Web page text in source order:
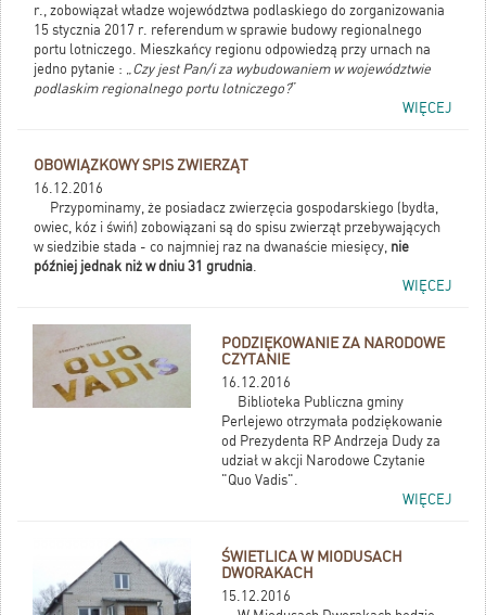
r., zobowiązał władze województwa podlaskiego do zorganizowania
15 stycznia 2017 r. referendum w sprawie budowy regionalnego
portu lotniczego. Mieszkańcy regionu odpowiedzą przy urnach na
jedno pytanie : „ Czy jest Pan/i za wybudowaniem w województwie
podlaskim regionalnego portu lotniczego?”
WIĘCEJ
OBOWIĄZKOWY SPIS ZWIERZĄT
16.12.2016
Przypominamy, że posiadacz zwierzęcia gospodarskiego (bydła,
owiec, kóz i świń) zobowiązani są do spisu zwierząt przebywających
w siedzibie stada - co najmniej raz na dwanaście miesięcy, nie
później jednak niż w dniu 31 grudnia
WIĘCEJ
PODZIĘKOWANIE ZA NARODOWE
CZYTANIE
16.12.2016
Biblioteka Publiczna gminy
Perlejewo otrzymała podziękowanie
od Prezydenta RP Andrzeja Dudy za
udział w akcji Narodowe Czytanie
"Quo Vadis".
WIĘCEJ
ŚWIETLICA W MIODUSACH
DWORAKACH
15.12.2016